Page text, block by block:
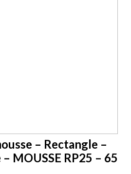
– Rectangle –
MOUSSE RP25 – 65